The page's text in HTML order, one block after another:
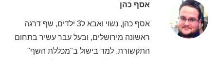
אסף כהן
אסף כהן, נשוי ואבא ל3 ילדים, שף דרגה
ראשונה מירושלים, ובעל עבר עשיר בתחום
התקשורת. למד בישול ב"מכללת השף"